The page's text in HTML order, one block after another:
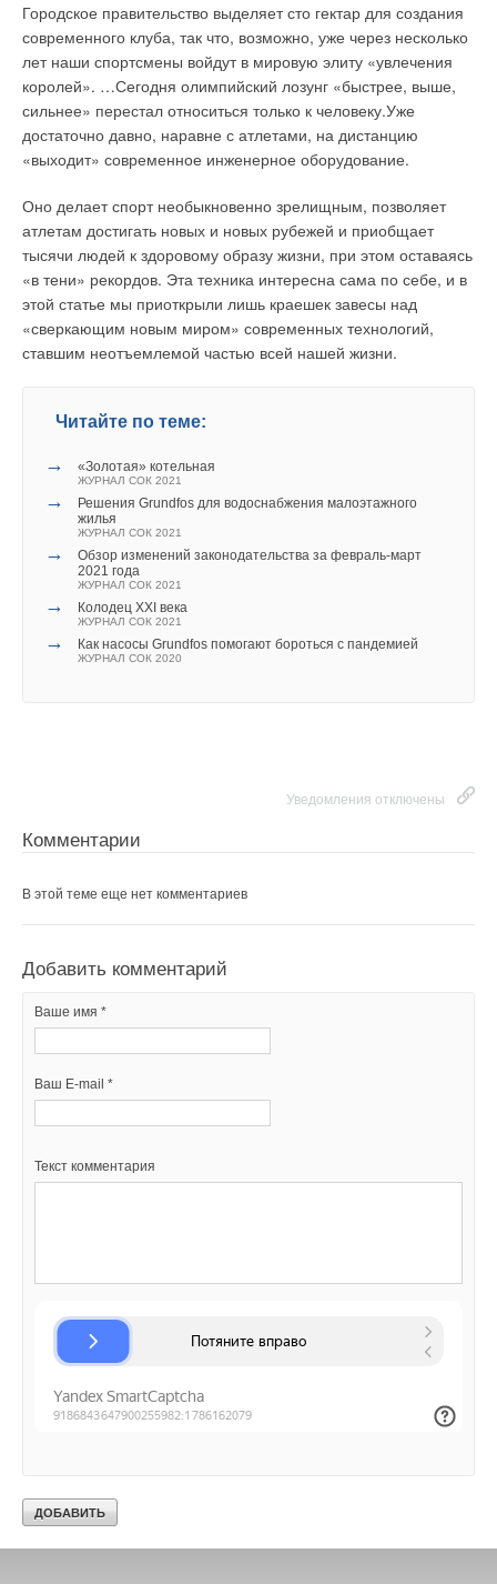
Городское правительство выделяет сто гектар для создания
современного клуба, так что, возможно, уже через несколько
лет наши спортсмены войдут в мировую элиту «увлечения
королей». …Сегодня олимпийский лозунг «быстрее, выше,
сильнее» перестал относиться только к человеку.Уже
достаточно давно, наравне с атлетами, на дистанцию
«выходит» современное инженерное оборудование.
Оно делает спорт необыкновенно зрелищным, позволяет
атлетам достигать новых и новых рубежей и приобщает
тысячи людей к здоровому образу жизни, при этом оставаясь
«в тени» рекордов. Эта техника интересна сама по себе, и в
этой статье мы приоткрыли лишь краешек завесы над
«сверкающим новым миром» современных технологий,
ставшим неотъемлемой частью всей нашей жизни.
Читайте по теме:
→ «Золотая» котельная
ЖУРНАЛ СОК 2021
→
Решения Grundfos для водоснабжения малоэтажного
жилья
ЖУРНАЛ СОК 2021
→
Обзор изменений законодательства за февраль-март
2021 года
ЖУРНАЛ СОК 2021
→ Колодец XXI века
ЖУРНАЛ СОК 2021
→ Как насосы Grundfos помогают бороться с пандемией
ЖУРНАЛ СОК 2020
Уведомления отключены
Комментарии
В этой теме еще нет комментариев
Добавить комментарий
Ваше имя *
Ваш E-mail *
Текст комментария